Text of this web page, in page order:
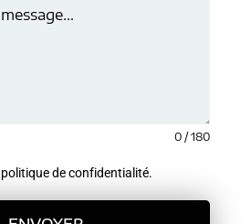
0 / 180
politique de confidentialité.